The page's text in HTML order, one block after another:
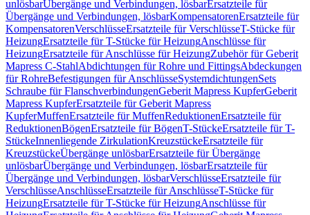
unlösbarÜbergänge und Verbindungen, lösbarErsatzteile für
Übergänge und Verbindungen, lösbarKompensatorenErsatzteile für
KompensatorenVerschlüsseErsatzteile für VerschlüsseT-Stücke für
HeizungErsatzteile für T-Stücke für HeizungAnschlüsse für
HeizungErsatzteile für Anschlüsse für HeizungZubehör für Geberit
Mapress C-StahlAbdichtungen für Rohre und FittingsAbdeckungen
für RohreBefestigungen für AnschlüsseSystemdichtungenSets
Schraube für FlanschverbindungenGeberit Mapress KupferGeberit
Mapress KupferErsatzteile für Geberit Mapress
KupferMuffenErsatzteile für MuffenReduktionenErsatzteile für
ReduktionenBögenErsatzteile für BögenT-StückeErsatzteile für T-
StückeInnenliegende ZirkulationKreuzstückeErsatzteile für
KreuzstückeÜbergänge unlösbarErsatzteile für Übergänge
unlösbarÜbergänge und Verbindungen, lösbarErsatzteile für
Übergänge und Verbindungen, lösbarVerschlüsseErsatzteile für
VerschlüsseAnschlüsseErsatzteile für AnschlüsseT-Stücke für
HeizungErsatzteile für T-Stücke für HeizungAnschlüsse für